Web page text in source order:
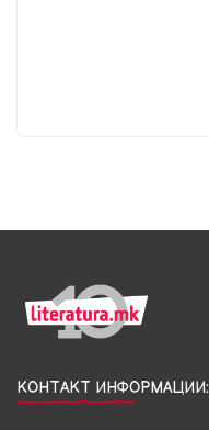
КОНТАКТ ИНФОРМАЦИИ: